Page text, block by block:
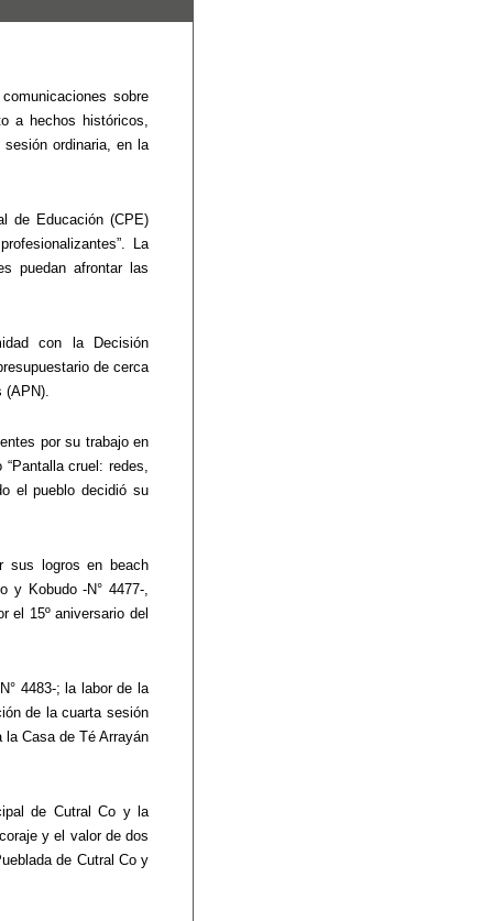
sobre
a hechos históricos,
ordinaria, en la
de Educación (CPE)
La
puedan afrontar las
con la Decisión
de cerca
por su trabajo en
cruel: redes,
el pueblo decidió su
sus logros en beach
y Kobudo -N° 4477-,
el 15º aniversario del
4483-; la labor de la
de la cuarta sesión
la Casa de Té Arrayán
de Cutral Co y la
y el valor de dos
de Cutral Co y